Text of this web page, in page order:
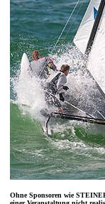
Ohne Sponsoren wie